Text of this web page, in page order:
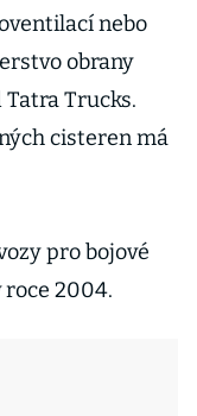
nebo
obrany
Trucks.
cisteren má
pro bojové
roce 2004.